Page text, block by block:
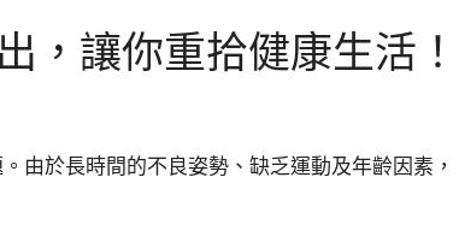
，讓你重拾健康生活！
由於長時間的不良姿勢、缺乏運動及年齡因素，